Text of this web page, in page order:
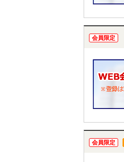
会員限定
会員限定